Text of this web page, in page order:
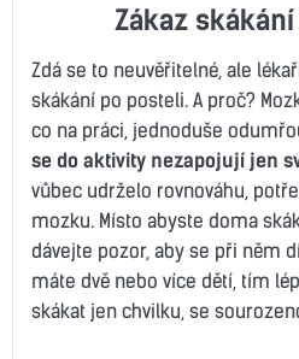
Zákaz
Zdá se to neuvěřitelné, ale
skákání po posteli. A proč?
co na práci, jednoduše
se do aktivity nezapojují jen
vůbec udrželo rovnováhu,
mozku. Místo abyste doma
dávejte pozor, aby se při něm
máte dvě nebo více dětí, tím
skákat jen chvilku, se